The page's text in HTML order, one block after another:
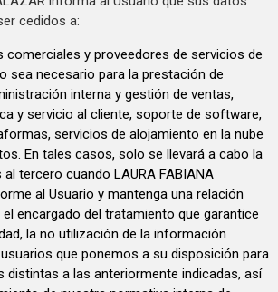
cedidos a:
y proveedores de servicios de
sea necesario para la prestación de
interna y gestión de ventas,
y servicio al cliente, soporte de software,
servicios de alojamiento en la nube
En tales casos, solo se llevará a cabo la
tercero cuando LAURA FABIANA
al Usuario y mantenga una relación
encargado del tratamiento que garantice
la no utilización de la información
que ponemos a su disposición para
distintas a las anteriormente indicadas, así